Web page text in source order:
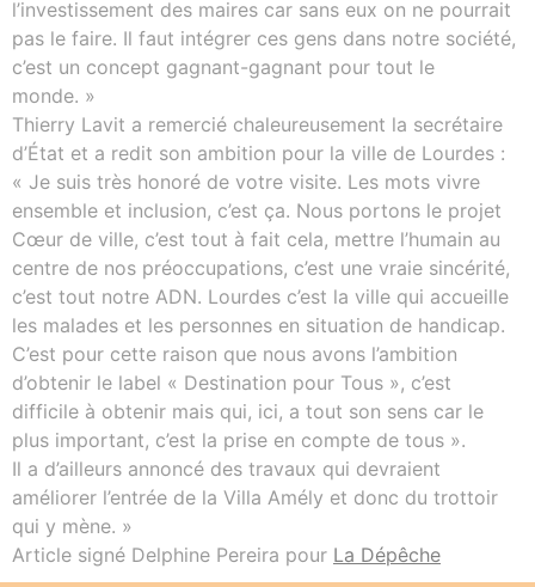
l’investissement des maires car sans eux on ne pourrait
pas le faire. Il faut intégrer ces gens dans notre société,
c’est un concept gagnant-gagnant pour tout le
monde. »
Thierry Lavit a remercié chaleureusement la secrétaire
d’État et a redit son ambition pour la ville de Lourdes :
« Je suis très honoré de votre visite. Les mots vivre
ensemble et inclusion, c’est ça. Nous portons le projet
Cœur de ville, c’est tout à fait cela, mettre l’humain au
centre de nos préoccupations, c’est une vraie sincérité,
c’est tout notre ADN. Lourdes c’est la ville qui accueille
les malades et les personnes en situation de handicap.
C’est pour cette raison que nous avons l’ambition
d’obtenir le label « Destination pour Tous », c’est
difficile à obtenir mais qui, ici, a tout son sens car le
plus important, c’est la prise en compte de tous ».
Il a d’ailleurs annoncé des travaux qui devraient
améliorer l’entrée de la Villa Amély et donc du trottoir
qui y mène. »
Article signé Delphine Pereira pour La Dépêche